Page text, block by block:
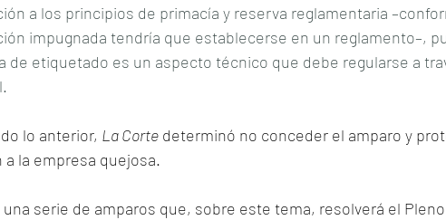
a los principios de primacía y reserva reglamentaria
impugnada tendría que establecerse en un reglamento–,
de etiquetado es un aspecto técnico que debe regularse a
lo anterior, La Corte determinó no conceder el amparo y
la empresa quejosa.
serie de amparos que, sobre este tema, resolverá el